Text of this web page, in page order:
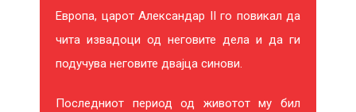
Европа, царот Александар II го повикал да
чита извадоци од неговите дела и да ги
подучува неговите двајца синови.
Последниот период од животот му бил